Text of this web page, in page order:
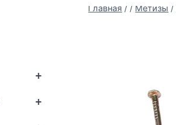
Главная / / Метизы /
+
+